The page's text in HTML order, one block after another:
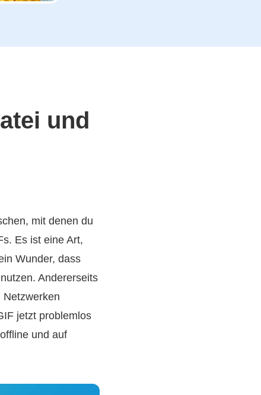
und
mit denen du
Es ist eine Art,
Wunder, dass
Andererseits
jetzt problemlos
und auf